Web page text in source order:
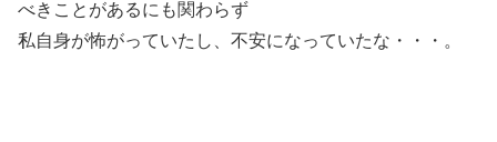
べきことがあるにも関わらず
私自身が怖がっていたし、不安になっていたな・・・。